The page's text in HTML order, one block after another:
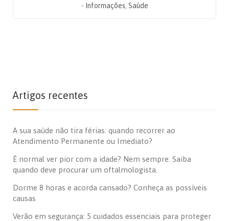
- Informações, Saúde
Artigos recentes
A sua saúde não tira férias: quando recorrer ao
Atendimento Permanente ou Imediato?
É normal ver pior com a idade? Nem sempre. Saiba
quando deve procurar um oftalmologista.
Dorme 8 horas e acorda cansado? Conheça as possíveis
causas
Verão em segurança: 5 cuidados essenciais para proteger